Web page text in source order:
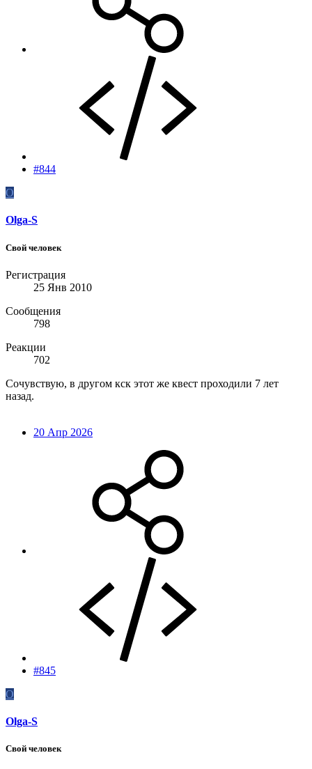
#844
O
Olga-S
Свой человек
Регистрация
25 Янв 2010
Сообщения
798
Реакции
702
Сочувствую, в другом кск этот же квест проходили 7 лет
назад.
20 Апр 2026
#845
O
Olga-S
Свой человек